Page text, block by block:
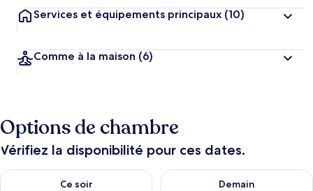
Services et équipements principaux (10)
Comme à la maison (6)
Options de chambre
Vérifiez la disponibilité pour ces dates.
Ce soir
Vérifier la disponibilité pour ce soir août 6 - août 7
Demain
Vérifier la disponibilité pour